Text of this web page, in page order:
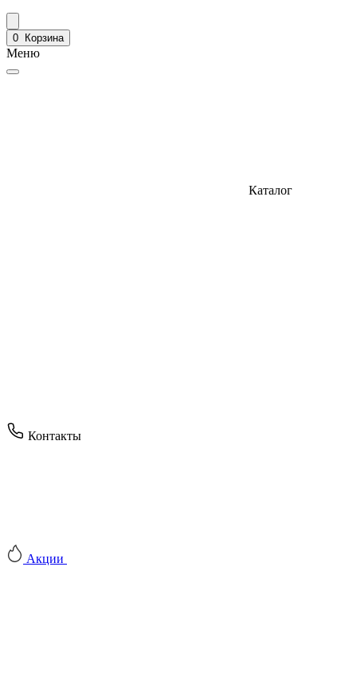
0 Корзина
Меню
Каталог
Контакты
Акции